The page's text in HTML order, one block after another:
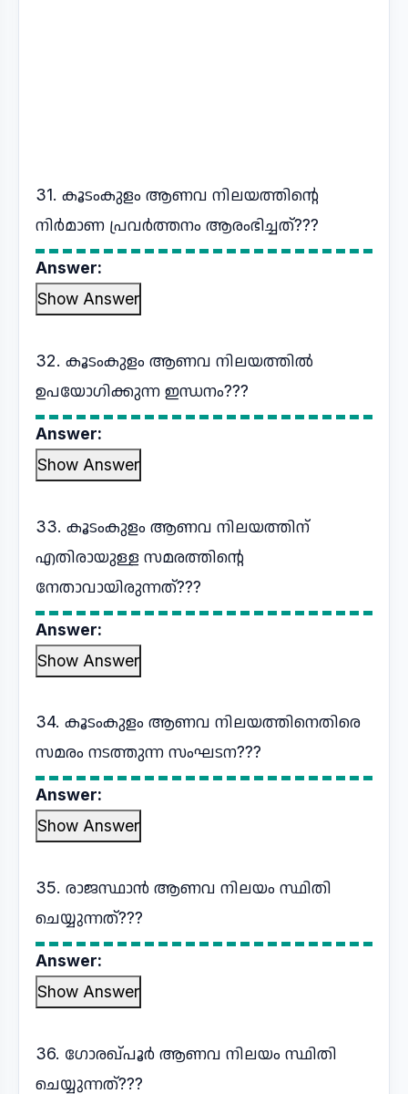
31. കൂടംകുളം ആണവ നിലയത്തിന്റെ
നിർമാണ പ്രവർത്തനം ആരംഭിച്ചത്???
Answer:
Show Answer
32. കൂടംകുളം ആണവ നിലയത്തിൽ
ഉപയോഗിക്കുന്ന ഇന്ധനം???
Answer:
Show Answer
33. കൂടംകുളം ആണവ നിലയത്തിന്
എതിരായുള്ള സമരത്തിന്റെ
നേതാവായിരുന്നത്???
Answer:
Show Answer
34. കൂടംകുളം ആണവ നിലയത്തിനെതിരെ
സമരം നടത്തുന്ന സംഘടന???
Answer:
Show Answer
35. രാജസ്ഥാൻ ആണവ നിലയം സ്ഥിതി
ചെയ്യുന്നത്???
Answer:
Show Answer
36. ഗോരഖ്പൂർ ആണവ നിലയം സ്ഥിതി
ചെയ്യുന്നത്???